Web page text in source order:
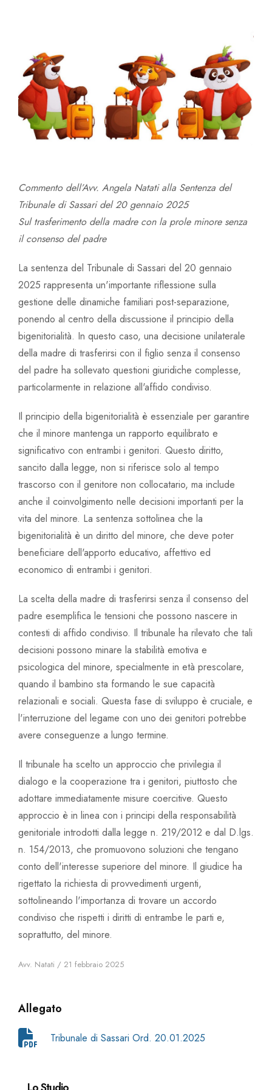
Commento dell’Avv. Angela Natati alla Sentenza del
Tribunale di Sassari del 20 gennaio 2025
Sul trasferimento della madre con la prole minore senza
il consenso del padre
La sentenza del Tribunale di Sassari del 20 gennaio
2025 rappresenta un'importante riflessione sulla
gestione delle dinamiche familiari post-separazione,
ponendo al centro della discussione il principio della
bigenitorialità. In questo caso, una decisione unilaterale
della madre di trasferirsi con il figlio senza il consenso
del padre ha sollevato questioni giuridiche complesse,
particolarmente in relazione all'affido condiviso.
Il principio della bigenitorialità è essenziale per garantire
che il minore mantenga un rapporto equilibrato e
significativo con entrambi i genitori. Questo diritto,
sancito dalla legge, non si riferisce solo al tempo
trascorso con il genitore non collocatario, ma include
anche il coinvolgimento nelle decisioni importanti per la
vita del minore. La sentenza sottolinea che la
bigenitorialità è un diritto del minore, che deve poter
beneficiare dell'apporto educativo, affettivo ed
economico di entrambi i genitori.
La scelta della madre di trasferirsi senza il consenso del
padre esemplifica le tensioni che possono nascere in
contesti di affido condiviso. Il tribunale ha rilevato che tali
decisioni possono minare la stabilità emotiva e
psicologica del minore, specialmente in età prescolare,
quando il bambino sta formando le sue capacità
relazionali e sociali. Questa fase di sviluppo è cruciale, e
l'interruzione del legame con uno dei genitori potrebbe
avere conseguenze a lungo termine.
Il tribunale ha scelto un approccio che privilegia il
dialogo e la cooperazione tra i genitori, piuttosto che
adottare immediatamente misure coercitive. Questo
approccio è in linea con i principi della responsabilità
genitoriale introdotti dalla legge n. 219/2012 e dal D.lgs.
n. 154/2013, che promuovono soluzioni che tengano
conto dell'interesse superiore del minore. Il giudice ha
rigettato la richiesta di provvedimenti urgenti,
sottolineando l'importanza di trovare un accordo
condiviso che rispetti i diritti di entrambe le parti e,
soprattutto, del minore.
Avv. Natati / 21 febbraio 2025
Allegato
Tribunale di Sassari Ord. 20.01.2025